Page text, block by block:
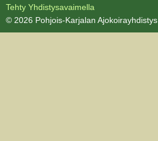
Tehty Yhdistysavaimella
© 2026 Pohjois-Karjalan Ajokoirayhdistys